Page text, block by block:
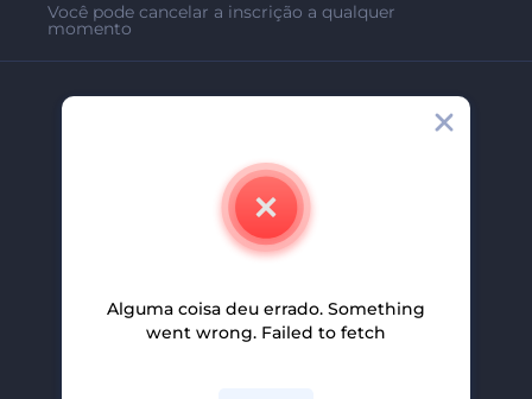
Você pode cancelar a inscrição a qualquer
momento
Contate-Nos
Carreiras
Programa De Afiliados
Alguma coisa deu errado. Something
went wrong. Failed to fetch